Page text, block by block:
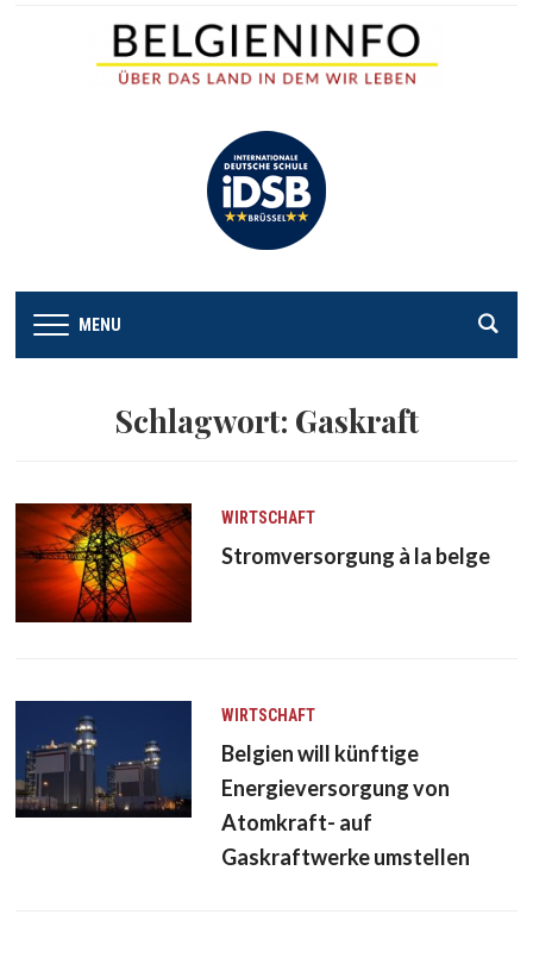
MENU
Schlagwort: Gaskraft
WIRTSCHAFT
Stromversorgung à la belge
WIRTSCHAFT
Belgien will künftige
Energieversorgung von
Atomkraft- auf
Gaskraftwerke umstellen